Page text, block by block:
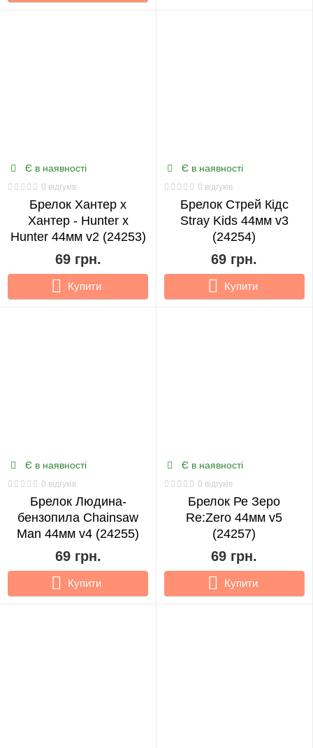
Є в наявності
0 відгуків
Брелок Хантер х
Хантер - Hunter x
Hunter 44мм v2 (24253)
69 грн.
Купити
Є в наявності
0 відгуків
Брелок Стрей Кідс
Stray Kids 44мм v3
(24254)
69 грн.
Купити
Є в наявності
0 відгуків
Брелок Людина-
бензопила Chainsaw
Man 44мм v4 (24255)
69 грн.
Купити
Є в наявності
0 відгуків
Брелок Ре Зеро
Re:Zero 44мм v5
(24257)
69 грн.
Купити